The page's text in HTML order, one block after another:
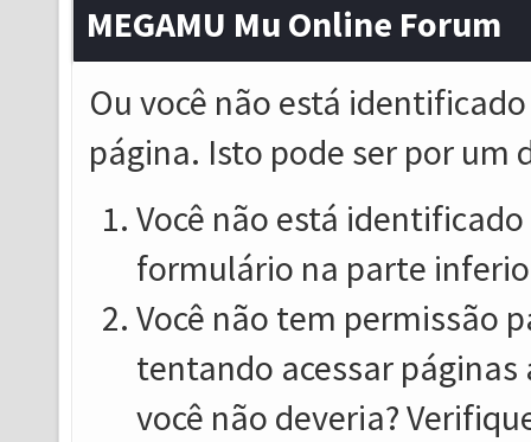
MEGAMU Mu Online Forum
Ou você não está
página. Isto pode ser por um
Você não está
formulário na parte
Você não tem permissão
tentando acessar
você não deveria?